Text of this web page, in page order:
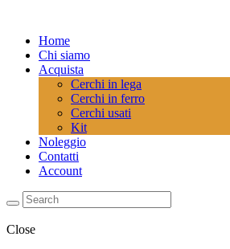
Home
Chi siamo
Acquista
Cerchi in lega
Cerchi in ferro
Cerchi usati
Kit
Noleggio
Contatti
Account
Close